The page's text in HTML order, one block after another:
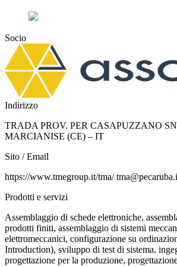
Socio
Indirizzo
TRADA PROV. PER CASAPUZZANO
MARCIANISE (CE) – IT
Sito / Email
https://www.tmegroup.it/tma/
Prodotti e servizi
Assemblaggio di schede elettroniche,
prodotti finiti, assemblaggio di sistemi
elettromeccanici, configurazione su
Introduction), sviluppo di test di sistema,
progettazione per la produzione,